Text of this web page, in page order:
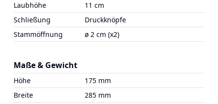
Laubhöhe
11 cm
Schließung
Druckknöpfe
Stammöffnung
ø 2 cm (x2)
Maße & Gewicht
Höhe
175 mm
Breite
285 mm